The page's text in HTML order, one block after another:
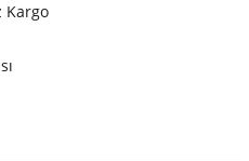
Kargo